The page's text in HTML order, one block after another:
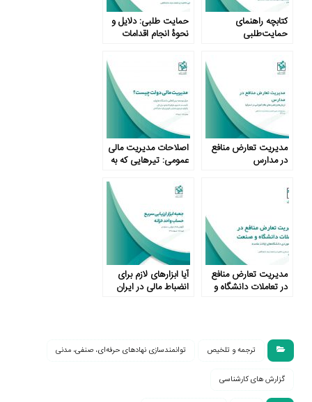
کتابچه راهنمای
حمایت‌طلبی
حمایت طلبی: دلایل و
نحوۀ انجام اقدامات
مدیریت تعارض منافع
در مدارس
اصلاحات مدیریت مالی
عمومی: تیرهایی که به
مدیریت تعارض منافع
در تعاملات دانشگاه و
آیا ابزارهای لازم برای
انضباط مالی در ایران
ترجمه و تلخیص توانمندسازی نهادهای حرفه‌ای، صنفی، مدنی
گزارش های کارشناسی